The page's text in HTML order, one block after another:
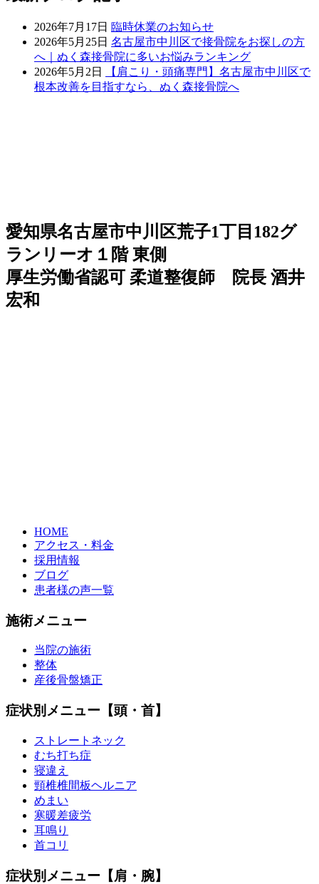
2026年7月17日 臨時休業のお知らせ
2026年5月25日 名古屋市中川区で接骨院をお探しの方
へ｜ぬく森接骨院に多いお悩みランキング
2026年5月2日
【肩こり・頭痛専門】名古屋市中川区で
根本改善を目指すなら、ぬく森接骨院へ
愛知県名古屋市中川区荒子1丁目182グ
ランリーオ１階 東側
厚生労働省認可 柔道整復師 院長 酒井
宏和
HOME
アクセス・料金
採用情報
ブログ
患者様の声一覧
施術メニュー
当院の施術
整体
産後骨盤矯正
症状別メニュー【頭・首】
ストレートネック
むち打ち症
寝違え
頸椎椎間板ヘルニア
めまい
寒暖差疲労
耳鳴り
首コリ
症状別メニュー【肩・腕】